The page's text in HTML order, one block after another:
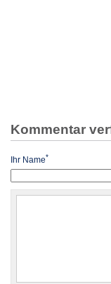
Kommentar
Ihr Name*